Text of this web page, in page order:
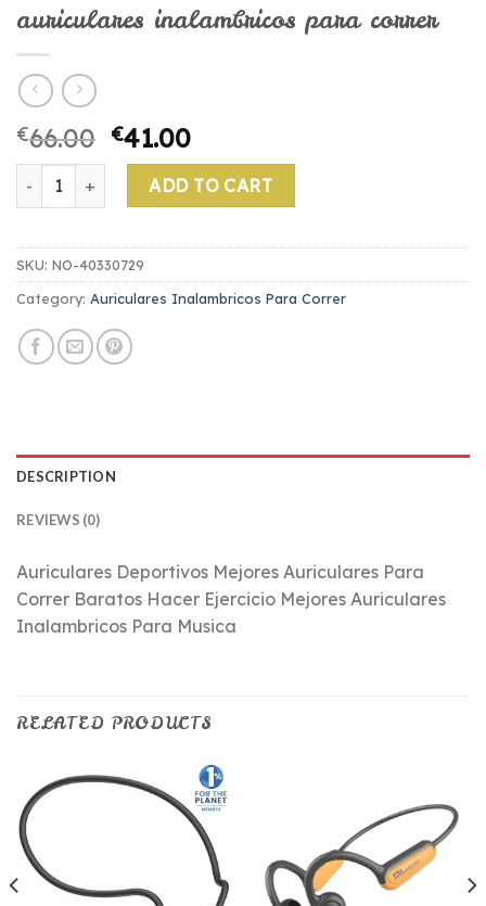
auriculares inalambricos para correr
€66.00 €41.00
auriculares inalambricos para correr quantity
ADD TO CART
SKU: NO-40330729
Category: Auriculares Inalambricos Para Correr
DESCRIPTION
REVIEWS (0)
Auriculares Deportivos Mejores Auriculares Para
Correr Baratos Hacer Ejercicio Mejores Auriculares
Inalambricos Para Musica
RELATED PRODUCTS